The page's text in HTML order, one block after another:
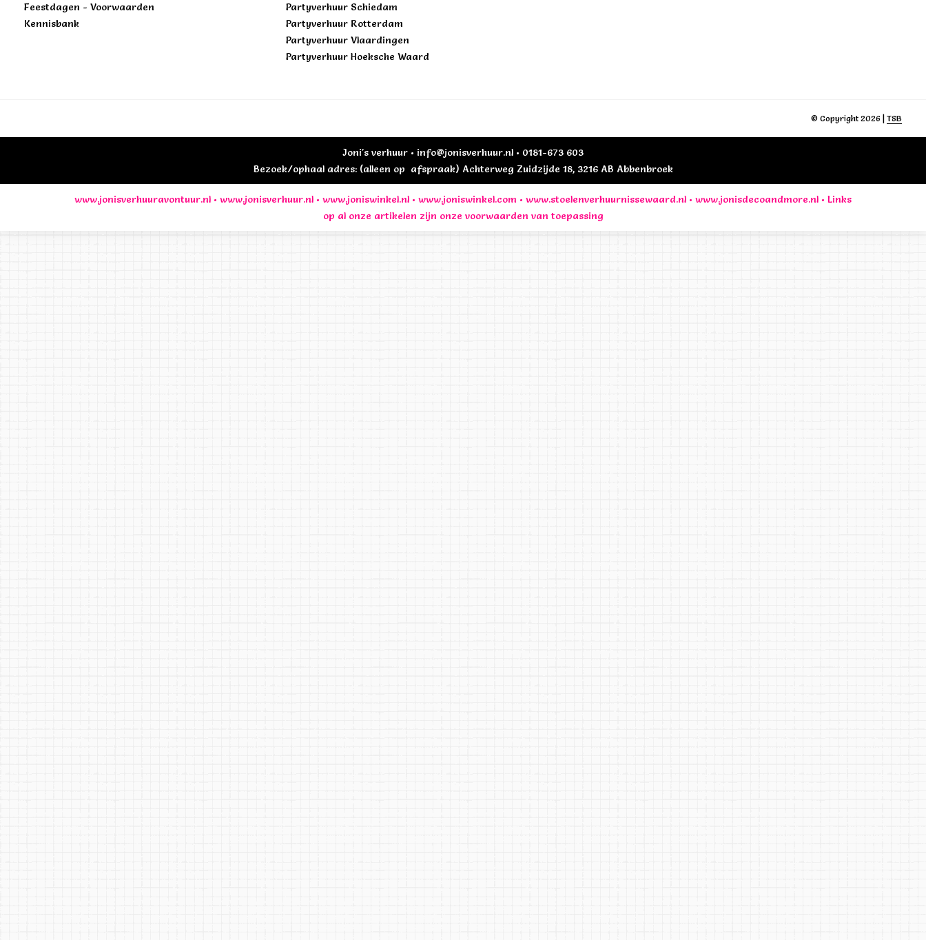
Feestdagen - Voorwaarden
Kennisbank
Partyverhuur Schiedam
Partyverhuur Rotterdam
Partyverhuur Vlaardingen
Partyverhuur Hoeksche Waard
© Copyright 2026 | TSB
Joni's verhuur • info@jonisverhuur.nl • 0181-673 603
Bezoek/ophaal adres: (alleen op afspraak) Achterweg Zuidzijde 18, 3216 AB Abbenbroek
www.jonisverhuuravontuur.nl • www.jonisverhuur.nl • www.joniswinkel.nl • www.joniswinkel.com • www.stoelenverhuurnissewaard.nl • www.jonisdecoandmore.nl • Links
op al onze artikelen zijn onze voorwaarden van toepassing